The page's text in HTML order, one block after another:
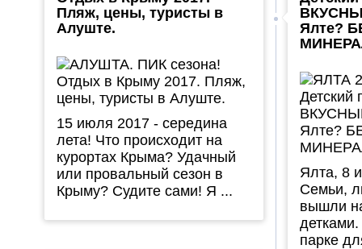
Пляж, цены, туристы в
Алуште.
15 июля 2017 - середина
лета! Что происходит на
курортах Крыма? Удачный
или провальный сезон в
Крыму? Судите сами! Я ...
Ялте?
Ялта, 8
Семьи,
вышли
парке